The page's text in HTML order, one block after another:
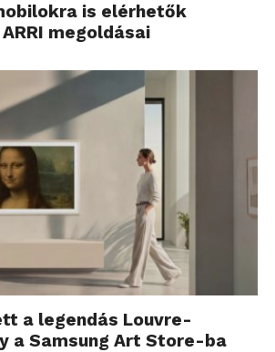
is elérhetők
megoldásai
a legendás Louvre-
a Samsung Art Store-ba